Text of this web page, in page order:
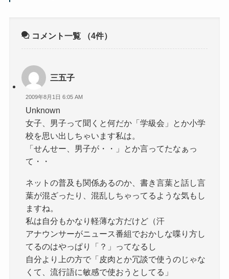
コメント一覧 （4件）
三五子
2009年8月1日 6:05 AM
Unknown
女子、男子って聞くと何だか「学級会」とか小学
校を思い出しちゃいます私は。
「せんせー、男子が・・」とか言ってたなぁっ
て・・
ネットの普及も関係あるのか、書き言葉と話し言
葉が混ざったり、混乱しちゃってるような気もし
ますね。
私は自分もかなり軽薄な方だけど（汗
アナウンサーがニュース番組でおかしな喋り方し
てるのはやっぱり「？」ってなるし
自分より上の方で「皮肉とか冗談で使うのじゃな
くて、流行語に敏感で使おうとしてる」